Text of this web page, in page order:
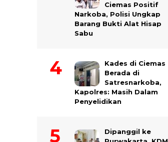
Ciemas Positif
Narkoba, Polisi Ungkap
Barang Bukti Alat Hisap
Sabu
Kades di Ciemas
Berada di
Satresnarkoba,
Kapolres: Masih Dalam
Penyelidikan
Dipanggil ke